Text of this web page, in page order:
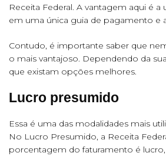
Receita Federal. A vantagem aqui é
em uma única guia de pagamento e
Contudo, é importante saber que
o mais vantajoso. Dependendo da
que existam opções melhores.
Lucro presumido
Essa é uma das modalidades mais
No Lucro Presumido, a Receita
porcentagem do faturamento é